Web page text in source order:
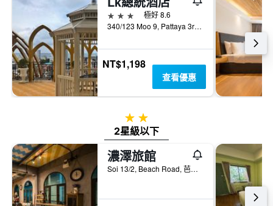
3星級
極好 8.6
340/123 Moo 9, Pattaya 3rd Road, 芭達雅, 泰國
NT$1,198
查看優惠
2星級
2星級以下
濃澤旅館
Soi 13/2, Beach Road, 芭達雅, 泰國